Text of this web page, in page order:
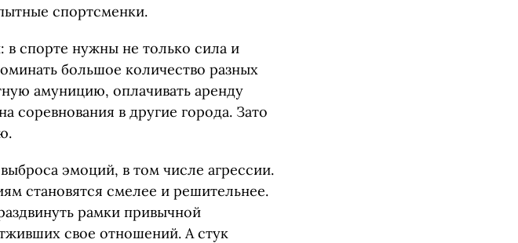
спортсменки.
в спорте нужны не только сила и
большое количество разных
амуницию, оплачивать аренду
соревнования в другие города. Зато
эмоций, в том числе агрессии.
становятся смелее и решительнее.
рамки привычной
свое отношений. А стук